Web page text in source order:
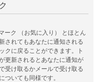
ーク （お気に入り） とほとん
されてもあなたに通知される
クに戻ることができます。ト
更新されるとあなたに通知が
受け取るかメールで受け取る
ついても同様です。